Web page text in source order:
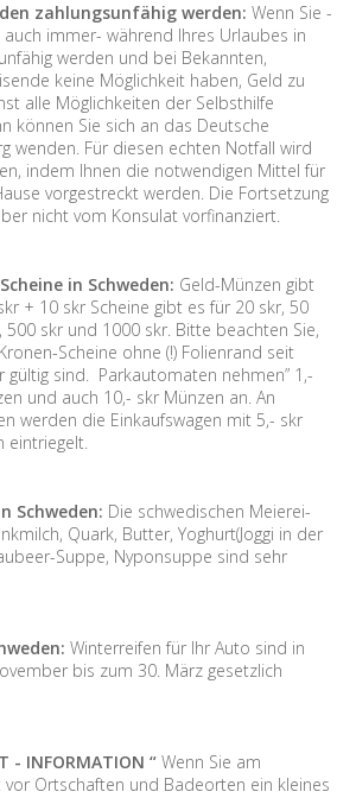
zahlungsunfähig werden: Wenn Sie -
immer- während Ihres Urlaubes in
werden und bei Bekannten,
keine Möglichkeit haben, Geld zu
alle Möglichkeiten der Selbsthilfe
können Sie sich an das Deutsche
wenden. Für diesen echten Notfall wird
indem Ihnen die notwendigen Mittel für
vorgestreckt werden. Die Fortsetzung
nicht vom Konsulat vorfinanziert.
in Schweden: Geld-Münzen gibt
+ 10 skr Scheine gibt es für 20 skr, 50
500 skr und 1000 skr. Bitte beachten Sie,
Scheine ohne (!) Folienrand seit
gültig sind. Parkautomaten nehmen” 1,-
und auch 10,- skr Münzen an. An
werden die Einkaufswagen mit 5,- skr
eintriegelt.
Schweden: Die schwedischen Meierei-
Quark, Butter, Yoghurt(Joggi in der
Suppe, Nyponsuppe sind sehr
Winterreifen für Ihr Auto sind in
bis zum 30. März gesetzlich
- INFORMATION “ Wenn Sie am
Ortschaften und Badeorten ein kleines